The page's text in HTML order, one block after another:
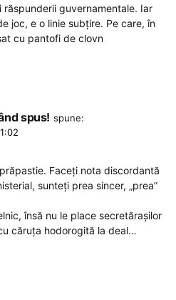
răspunderii guvernamentale. Iar
joc, e o linie subțire. Pe care, în
cu pantofi de clovn
spus! spune:
Faceți nota discordantă
sunteți prea sincer, „prea”
însă nu le place secretărașilor
căruța hodorogită la deal…